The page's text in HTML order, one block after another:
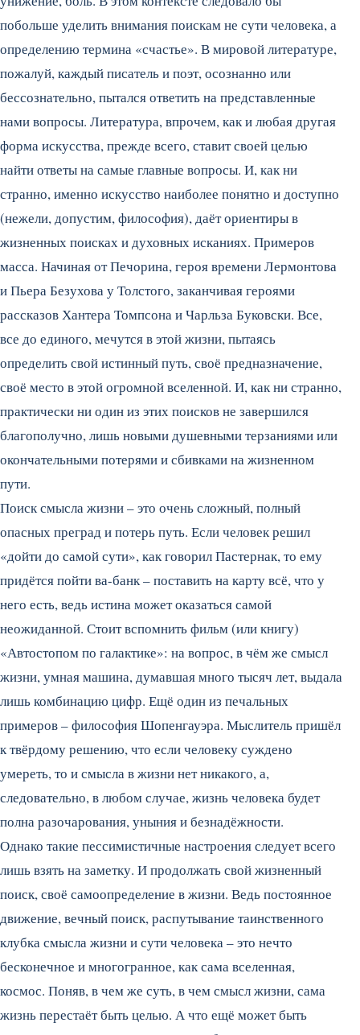
побольше уделить внимания поискам не сути человека, а
определению термина «счастье». В мировой литературе,
пожалуй, каждый писатель и поэт, осознанно или
бессознательно, пытался ответить на представленные
нами вопросы. Литература, впрочем, как и любая другая
форма искусства, прежде всего, ставит своей целью
найти ответы на самые главные вопросы. И, как ни
странно, именно искусство наиболее понятно и доступно
(нежели, допустим, философия), даёт ориентиры в
жизненных поисках и духовных исканиях. Примеров
масса. Начиная от Печорина, героя времени Лермонтова
и Пьера Безухова у Толстого, заканчивая героями
рассказов Хантера Томпсона и Чарльза Буковски. Все,
все до единого, мечутся в этой жизни, пытаясь
определить свой истинный путь, своё предназначение,
своё место в этой огромной вселенной. И, как ни странно,
практически ни один из этих поисков не завершился
благополучно, лишь новыми душевными терзаниями или
окончательными потерями и сбивками на жизненном
пути.
Поиск смысла жизни – это очень сложный, полный
опасных преград и потерь путь. Если человек решил
«дойти до самой сути», как говорил Пастернак, то ему
придётся пойти ва-банк – поставить на карту всё, что у
него есть, ведь истина может оказаться самой
неожиданной. Стоит вспомнить фильм (или книгу)
«Автостопом по галактике»: на вопрос, в чём же смысл
жизни, умная машина, думавшая много тысяч лет, выдала
лишь комбинацию цифр. Ещё один из печальных
примеров – философия Шопенгауэра. Мыслитель пришёл
к твёрдому решению, что если человеку суждено
умереть, то и смысла в жизни нет никакого, а,
следовательно, в любом случае, жизнь человека будет
полна разочарования, уныния и безнадёжности.
Однако такие пессимистичные настроения следует всего
лишь взять на заметку. И продолжать свой жизненный
поиск, своё самоопределение в жизни. Ведь постоянное
движение, вечный поиск, распутывание таинственного
клубка смысла жизни и сути человека – это нечто
бесконечное и многогранное, как сама вселенная,
космос. Поняв, в чем же суть, в чем смысл жизни, сама
жизнь перестаёт быть целью. А что ещё может быть